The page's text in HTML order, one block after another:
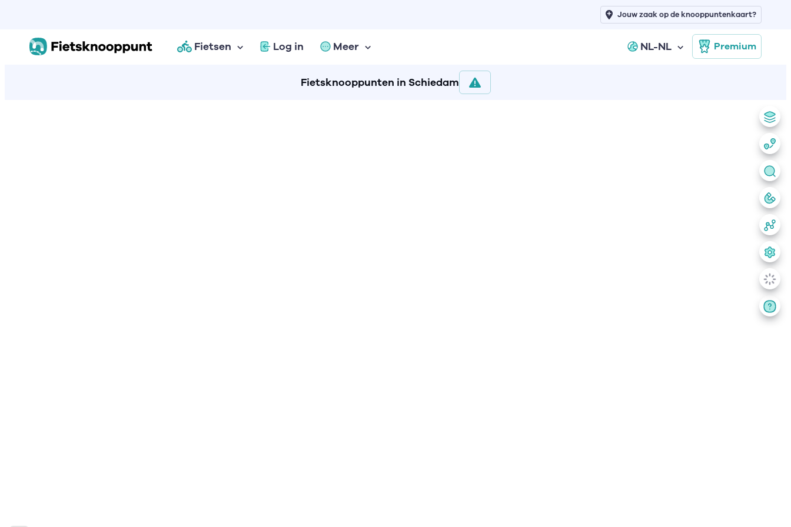
Fietsen Log in Meer NL-NL Premium
Jouw zaak op de knooppuntenkaart?
Fietsknooppunten in Schiedam